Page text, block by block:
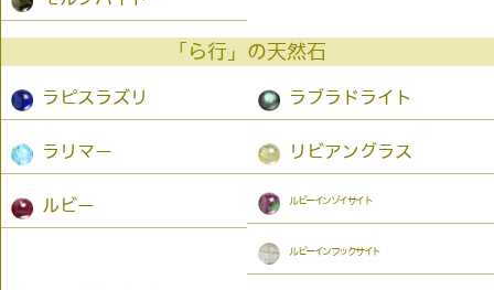
「ら行」の天然石
ラピスラズリ ラブラドライト
ラリマー リビアングラス
ルビー ルビーインゾイサイト
ルビーインフックサイト